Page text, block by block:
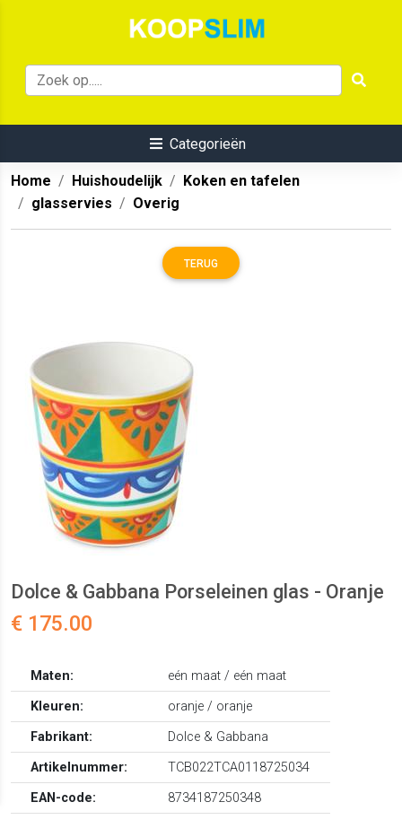
Categorieën
Home Huishoudelijk
Koken en tafelen
glasservies
Overig
TERUG
Dolce & Gabbana Porseleinen glas - Oranje
€ 175.00
Maten:
eén maat / eén maat
Kleuren:
oranje / oranje
Fabrikant:
Dolce & Gabbana
Artikelnummer:
TCB022TCA0118725034
EAN-code:
8734187250348